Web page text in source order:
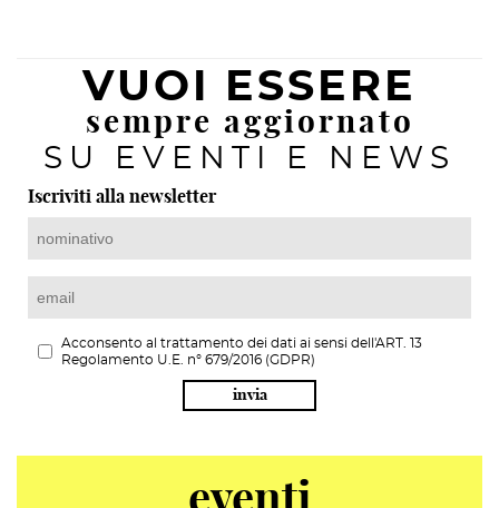
VUOI ESSERE
sempre aggiornato
SU EVENTI E NEWS
Iscriviti alla newsletter
Acconsento al trattamento dei dati ai sensi dell'ART. 13
Regolamento U.E. n° 679/2016 (GDPR)
invia